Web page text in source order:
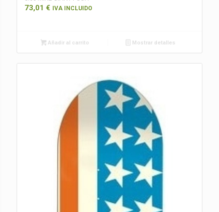
73,01 € IVA INCLUIDO
Añadir al carrito Mostrar detalles